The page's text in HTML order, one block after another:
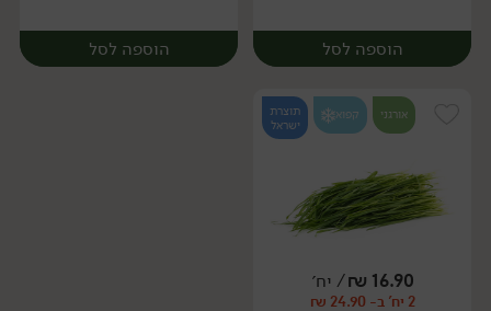
הוספה לסל הוספה לסל
אורגני קפוא
תוצרת
ישראל
16.90
₪/ יח׳
2 יח' ב- 24.90 ₪